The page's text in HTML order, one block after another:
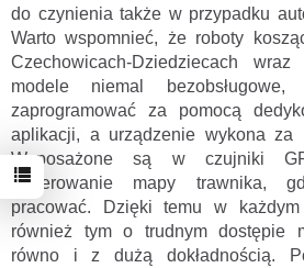
do czynienia także w przypadku
Warto wspomnieć, że roboty
Czechowicach-Dziedziecach
modele niemal
zaprogramować za pomocą
aplikacji, a urządzenie wykona za
Wyposażone są w czujniki
generowanie mapy trawnika,
pracować. Dzięki temu w
również tym o trudnym dostępie
równo i z dużą dokładnością.